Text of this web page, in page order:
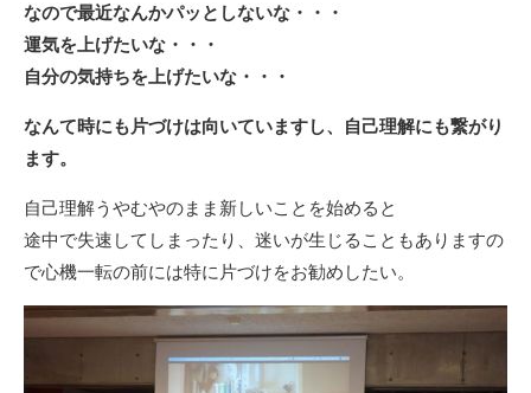
なので最近なんかパッとしないな・・・
運気を上げたいな・・・
自分の気持ちを上げたいな・・・
なんて時にも片づけは向いていますし、自己理解にも繋がり
ます。
自己理解うやむやのまま新しいことを始めると
途中で失速してしまったり、迷いが生じることもありますの
で心機一転の前には特に片づけをお勧めしたい。